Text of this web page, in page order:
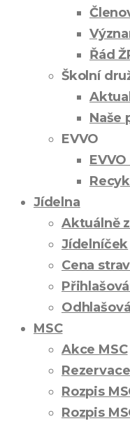
Řád
Školní
Naše
EVVO
Jídelna
Aktuálně
Jídelníček
Cena
MSC
Akce MSC
Rozpis
Rozpis